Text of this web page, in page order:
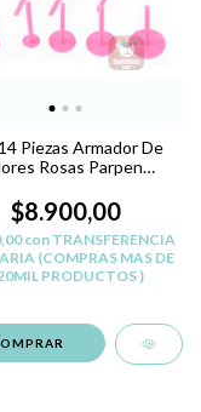
Piezas Armador De
Rosas Parpen
$8.900,00
con TRANSFERENCIA
(COMPRAS MAS DE
PRODUCTOS )